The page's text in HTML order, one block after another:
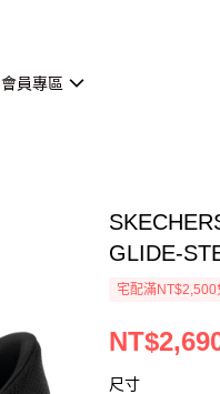
會員專區
GLIDE-
宅配滿NT$2,500
尺寸